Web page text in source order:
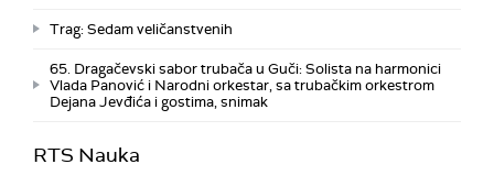
Trag: Sedam veličanstvenih
65. Dragačevski sabor trubača u Guči: Solista na harmonici
Vlada Panović i Narodni orkestar, sa trubačkim orkestrom
Dejana Jevđića i gostima, snimak
RTS Nauka